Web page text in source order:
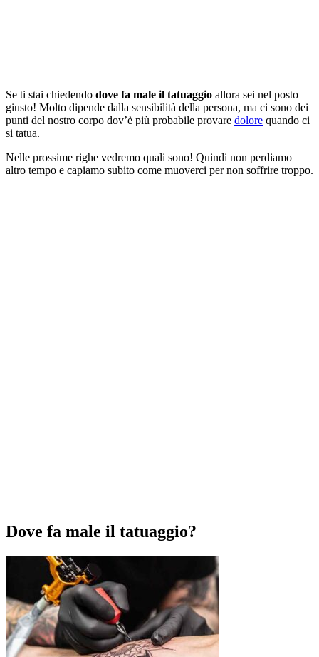
Se ti stai chiedendo dove fa male il tatuaggio allora sei nel posto
giusto! Molto dipende dalla sensibilità della persona, ma ci sono dei
punti del nostro corpo dov’è più probabile provare dolore quando ci
si tatua.
Nelle prossime righe vedremo quali sono! Quindi non perdiamo
altro tempo e capiamo subito come muoverci per non soffrire troppo.
Dove fa male il tatuaggio?